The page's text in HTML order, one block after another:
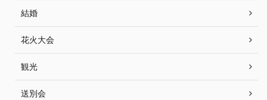
結婚
花火大会
観光
送別会